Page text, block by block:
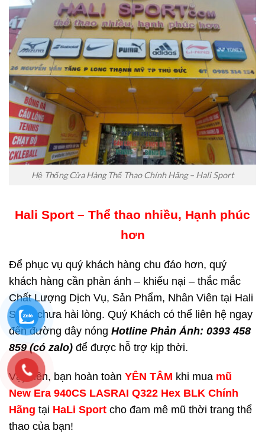
Hệ Thống Cửa Hàng Thể Thao Chính Hãng – Hali Sport
Hali Sport – Thể thao nhiều, Hạnh phúc
hơn
Để phục vụ quý khách hàng chu đáo hơn, quý
khách hàng cần phản ánh – khiếu nại – thắc mắc
Chất Lượng Dịch Vụ, Sản Phẩm, Nhân Viên tại Hali
Sport chưa hài lòng. Quý Khách có thể liên hệ ngay
đến đường dây nóng Hotline Phản Ánh: 0393 458
859 (có zalo) để được hỗ trợ kịp thời.
Vậy nên, bạn hoàn toàn YÊN TÂM khi mua mũ
New Era 940CS LASRAI Q322 Hex BLK Chính
Hãng tại HaLi Sport cho đam mê mũ thời trang thể
thao của bạn!